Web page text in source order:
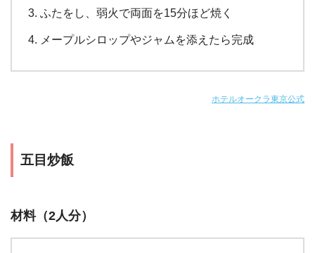
ふたをし、弱火で両面を15分ほど焼く
メープルシロップやジャムを添えたら完成
ホテルオークラ東京公式
五目炒飯
材料（2人分）